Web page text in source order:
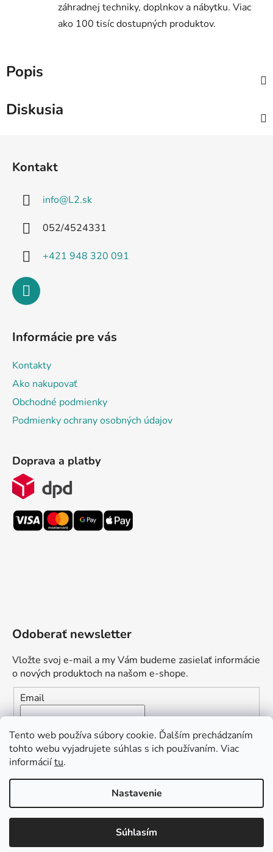
Tento web používa súbory cookie. Ďalším prechádzaním
tohto webu vyjadrujete súhlas s ich používaním. Viac
informáciítu.
Nastavenie
Súhlasím
: Zaplaťte vopred a získajte
záhradnej techniky, doplnkov a nábytku. Viac
ako 100 tisíc dostupných produktov.
Popis
Diskusia
Kontakt
info@L2.sk
052/4524331
+421 948 320 091
Informácie pre vás
Kontakty
Ako nakupovať
Obchodné podmienky
Podmienky ochrany osobných údajov
Doprava a platby
Odoberať newsletter
Vložte svoj e-mail a my Vám budeme zasielať informácie
o nových produktoch na našom e-shope.
Email
Vložením e-mailu súhlasíte s
podmienkami ochrany
osobných údajov
Vytvoril Shoptet Premium
Copyright 2026L2.sk. Všetky práva vyhradené.
môžem pomôcť?“